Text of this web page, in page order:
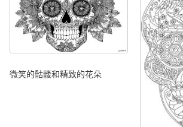
微笑的骷髅和精致的花朵